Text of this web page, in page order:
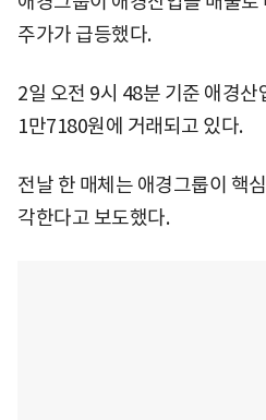
주가가 급등했다.
2일 오전 9시 48분 기준 애경
1만7180원에 거래되고 있다.
전날 한 매체는 애경그룹이 핵
각한다고 보도했다.